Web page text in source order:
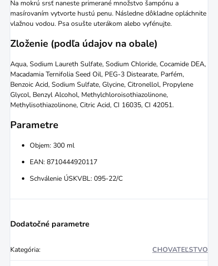
Na mokrú srsť naneste primerané množstvo šampónu a
masírovaním vytvorte hustú penu. Následne dôkladne opláchnite
vlažnou vodou. Psa osušte uterákom alebo vyfénujte.
Zloženie (podľa údajov na obale)
Aqua, Sodium Laureth Sulfate, Sodium Chloride, Cocamide DEA,
Macadamia Ternifolia Seed Oil, PEG-3 Distearate, Parfém,
Benzoic Acid, Sodium Sulfate, Glycine, Citronellol, Propylene
Glycol, Benzyl Alcohol, Methylchloroisothiazolinone,
Methylisothiazolinone, Citric Acid, CI 16035, CI 42051.
Parametre
Objem: 300 ml
EAN: 8710444920117
Schválenie ÚSKVBL: 095-22/C
Dodatočné parametre
Kategória: CHOVATEĽSTVO